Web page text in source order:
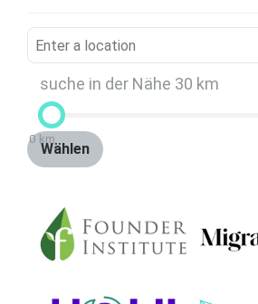
suche in der Nähe 30 km
0km
Wählen